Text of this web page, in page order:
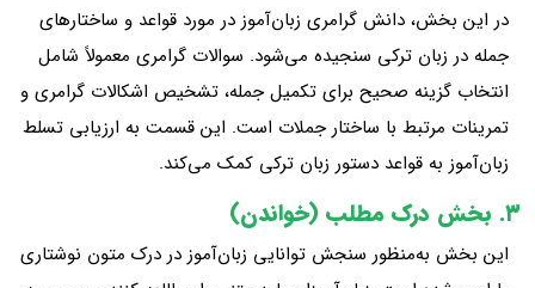
در این بخش، دانش گرامری زبان‌آموز در مورد قواعد و ساختارهای
جمله در زبان ترکی سنجیده می‌شود. سوالات گرامری معمولاً شامل
انتخاب گزینه صحیح برای تکمیل جمله، تشخیص اشکالات گرامری و
تمرینات مرتبط با ساختار جملات است. این قسمت به ارزیابی تسلط
زبان‌آموز به قواعد دستور زبان ترکی کمک می‌کند.
۳. بخش درک مطلب (خواندن)
این بخش به‌منظور سنجش توانایی زبان‌آموز در درک متون نوشتاری